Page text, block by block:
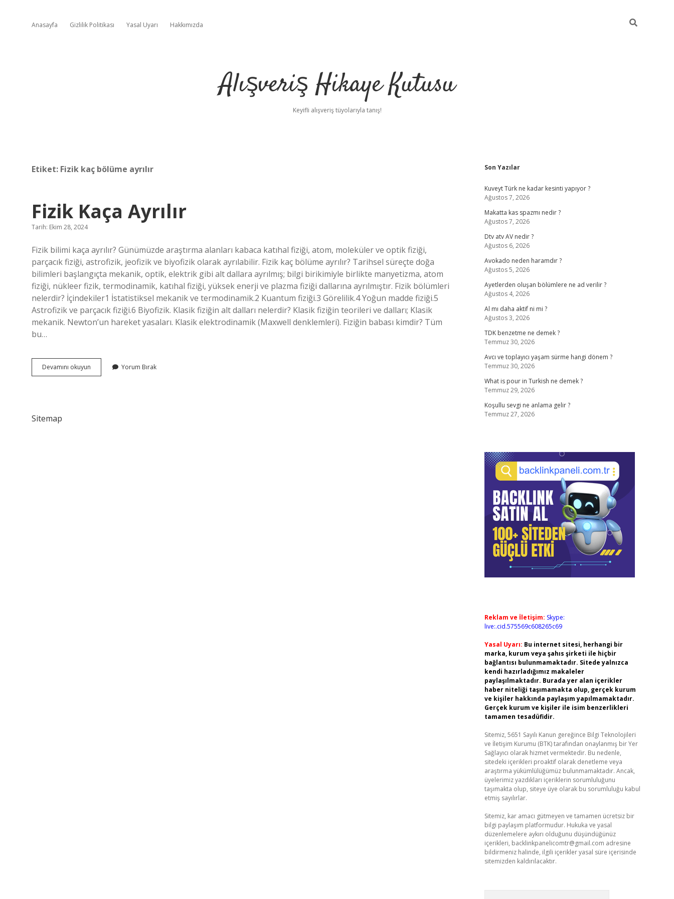
Anasayfa Gizlilik Politikası Yasal Uyarı Hakkımızda
Alışveriş Hikaye Kutusu
Keyifli alışveriş tüyolarıyla tanış!
Etiket: Fizik kaç bölüme ayrılır
Fizik Kaça Ayrılır
Tarih: Ekim 28, 2024
Fizik bilimi kaça ayrılır? Günümüzde araştırma alanları kabaca katıhal fiziği, atom, moleküler ve optik fiziği,
parçacık fiziği, astrofizik, jeofizik ve biyofizik olarak ayrılabilir. Fizik kaç bölüme ayrılır? Tarihsel süreçte doğa
bilimleri başlangıçta mekanik, optik, elektrik gibi alt dallara ayrılmış; bilgi birikimiyle birlikte manyetizma, atom
fiziği, nükleer fizik, termodinamik, katıhal fiziği, yüksek enerji ve plazma fiziği dallarına ayrılmıştır. Fizik bölümleri
nelerdir? İçindekiler1 İstatistiksel mekanik ve termodinamik.2 Kuantum fiziği.3 Görelilik.4 Yoğun madde fiziği.5
Astrofizik ve parçacık fiziği.6 Biyofizik. Klasik fiziğin alt dalları nelerdir? Klasik fiziğin teorileri ve dalları; Klasik
mekanik. Newton’un hareket yasaları. Klasik elektrodinamik (Maxwell denklemleri). Fiziğin babası kimdir? Tüm
bu…
Devamını okuyun
Kaça
Yorum Bırak
Sitemap
Sidebar
Son Yazılar
Kuveyt Türk ne kadar kesinti yapıyor ?
Ağustos 7, 2026
Makatta kas spazmı nedir ?
Ağustos 7, 2026
Dtv atv AV nedir ?
Ağustos 6, 2026
Avokado neden haramdır ?
Ağustos 5, 2026
Ayetlerden oluşan bölümlere ne ad verilir ?
Ağustos 4, 2026
Al mı daha aktif ni mi ?
Ağustos 3, 2026
TDK benzetme ne demek ?
Temmuz 30, 2026
Avcı ve toplayıcı yaşam sürme hangi dönem ?
Temmuz 30, 2026
What is pour in Turkish ne demek ?
Temmuz 29, 2026
Koşullu sevgi ne anlama gelir ?
Temmuz 27, 2026
Reklam ve İletişim: Skype:
live:.cid.575569c608265c69
Yasal Uyarı: Bu internet sitesi, herhangi bir
marka, kurum veya şahıs şirketi ile hiçbir
bağlantısı bulunmamaktadır. Sitede yalnızca
kendi hazırladığımız makaleler
paylaşılmaktadır. Burada yer alan içerikler
haber niteliği taşımamakta olup, gerçek kurum
ve kişiler hakkında paylaşım yapılmamaktadır.
Gerçek kurum ve kişiler ile isim benzerlikleri
tamamen tesadüfidir.
Sitemiz, 5651 Sayılı Kanun gereğince Bilgi Teknolojileri
ve İletişim Kurumu (BTK) tarafından onaylanmış bir Yer
Sağlayıcı olarak hizmet vermektedir. Bu nedenle,
sitedeki içerikleri proaktif olarak denetleme veya
araştırma yükümlülüğümüz bulunmamaktadır. Ancak,
üyelerimiz yazdıkları içeriklerin sorumluluğunu
taşımakta olup, siteye üye olarak bu sorumluluğu kabul
etmiş sayılırlar.
Sitemiz, kar amacı gütmeyen ve tamamen ücretsiz bir
bilgi paylaşım platformudur. Hukuka ve yasal
düzenlemelere aykırı olduğunu düşündüğünüz
içerikleri, backlinkpanelicomtr@gmail.com adresine
bildirmeniz halinde, ilgili içerikler yasal süre içerisinde
sitemizden kaldırılacaktır.